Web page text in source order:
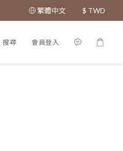
繁體中文 $ TWD
搜尋 會員登入